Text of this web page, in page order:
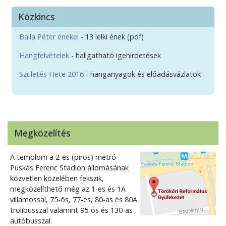
Közkincs
Balla Péter énekei - 13 lelki ének (pdf)
Hangfelvételek - hallgatható igehirdetések
Születés Hete 2016 - hanganyagok és előadásvázlatok
Megközelítés
A templom a 2-es (piros) metró
Puskás Ferenc Stadion állomásának
közvetlen közelében fekszik,
megközelíthető még az 1-es és 1A
villamossal, 75-ös, 77-es, 80-as és 80A
trolibusszal valamint 95-ös és 130-as
autóbusszal.